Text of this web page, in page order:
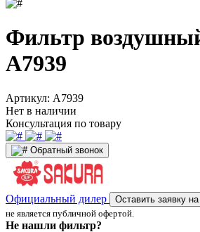
Фильтр
A7939
Артикул: A7939
Нет в наличии
Консультация по товару
Обратный звонок
Официальный дилер Оставить заявку
не является публичной офертой.
Не нашли фильтр?